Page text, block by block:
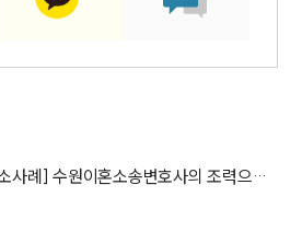
[수원이혼소송변호사 승소사례] 수원이혼소송변호사의 조력으로 이혼소송 승소